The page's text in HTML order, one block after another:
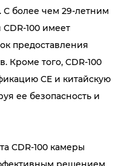
более чем 29-летним
100 имеет
предоставления
Кроме того, CDR-100
CE и китайскую
ее безопасность и
CDR-100 камеры